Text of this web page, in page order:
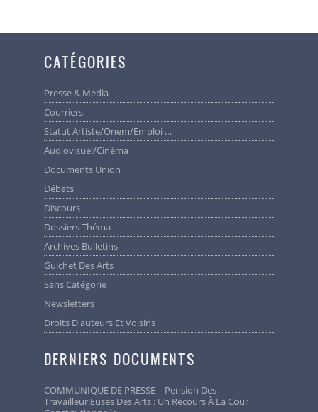
CATÉGORIES
Presse & Media
Courriers
Statut Artiste/Onem/Emploi …
Audiovisuel/cinéma
Documents Union
Débats
Discours
Dossiers Théma
Archives Bulletins
Guichet Des Arts
Sans Catégorie
Newsletters
Droits D'auteurs Et Voisins
DERNIERS DOCUMENTS
COMMUNIQUE DE PRESSE – Pension Des
Travailleur.euses Des Arts : Un Recours À La Cour